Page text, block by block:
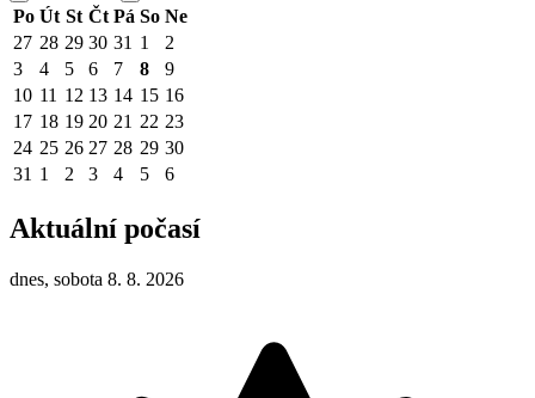
Po Út St Čt Pá So Ne
27 28 29 30 31 1
2
3
4 5 6 7 8
9
10 11 12 13 14 15 16
17 18 19 20 21 22 23
24 25 26 27 28 29 30
31 1 2 3 4 5 6
Aktuální počasí
dnes, sobota 8. 8. 2026